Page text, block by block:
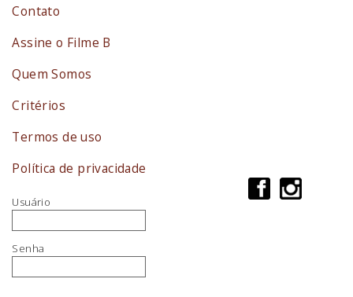
Contato
Assine o Filme B
Quem Somos
Critérios
Termos de uso
Política de privacidade
Usuário
Senha